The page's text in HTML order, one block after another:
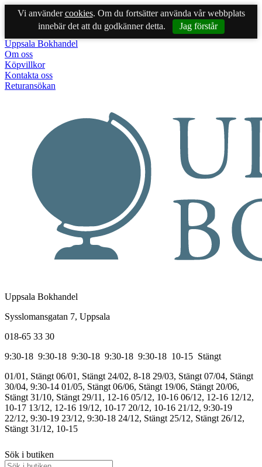
Vi användercookies. Om du fortsätter använda vår webbplats
innebär det att du godkänner detta.
Jag förstår
Uppsala Bokhandel
Om oss
Köpvillkor
Kontakta oss
Returansökan
Uppsala Bokhandel
Sysslomansgatan 7, Uppsala
018-65 33 30
9:30-18 9:30-18 9:30-18 9:30-18 9:30-18 10-15 Stängt
01/01, Stängt 06/01, Stängt 24/02, 8-18 29/03, Stängt 07/04, Stängt
30/04, 9:30-14 01/05, Stängt 06/06, Stängt 19/06, Stängt 20/06,
Stängt 31/10, Stängt 29/11, 12-16 05/12, 10-16 06/12, 12-16 12/12,
10-17 13/12, 12-16 19/12, 10-17 20/12, 10-16 21/12, 9:30-19
22/12, 9:30-19 23/12, 9:30-18 24/12, Stängt 25/12, Stängt 26/12,
Stängt 31/12, 10-15
Sök i butiken